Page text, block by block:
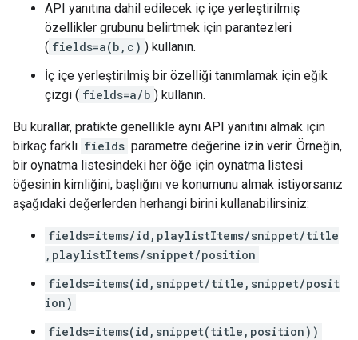
API yanıtına dahil edilecek iç içe yerleştirilmiş
özellikler grubunu belirtmek için parantezleri
( fields=a(b,c) ) kullanın.
İç içe yerleştirilmiş bir özelliği tanımlamak için eğik
çizgi ( fields=a/b ) kullanın.
Bu kurallar, pratikte genellikle aynı API yanıtını almak için
birkaç farklı fields parametre değerine izin verir. Örneğin,
bir oynatma listesindeki her öğe için oynatma listesi
öğesinin kimliğini, başlığını ve konumunu almak istiyorsanız
aşağıdaki değerlerden herhangi birini kullanabilirsiniz:
fields=items/id,playlistItems/snippet/title
,playlistItems/snippet/position
fields=items(id,snippet/title,snippet/posit
ion)
fields=items(id,snippet(title,position))